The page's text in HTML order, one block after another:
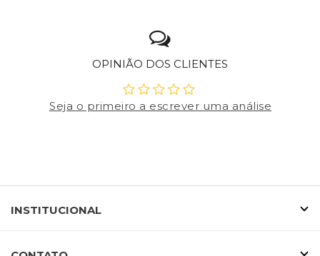
OPINIÃO DOS CLIENTES
Seja o primeiro a escrever uma análise
INSTITUCIONAL